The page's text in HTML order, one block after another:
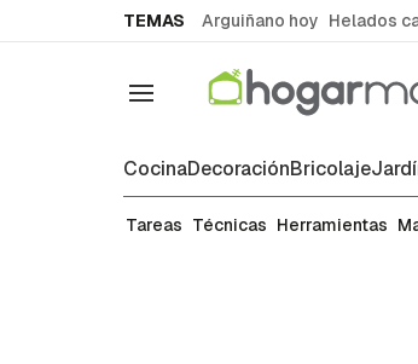
TEMAS Arguiñano hoy Helados
Navegación
CocinaDecoraciónBricolaje
Albañilería
Tareas Técnicas Herramientas